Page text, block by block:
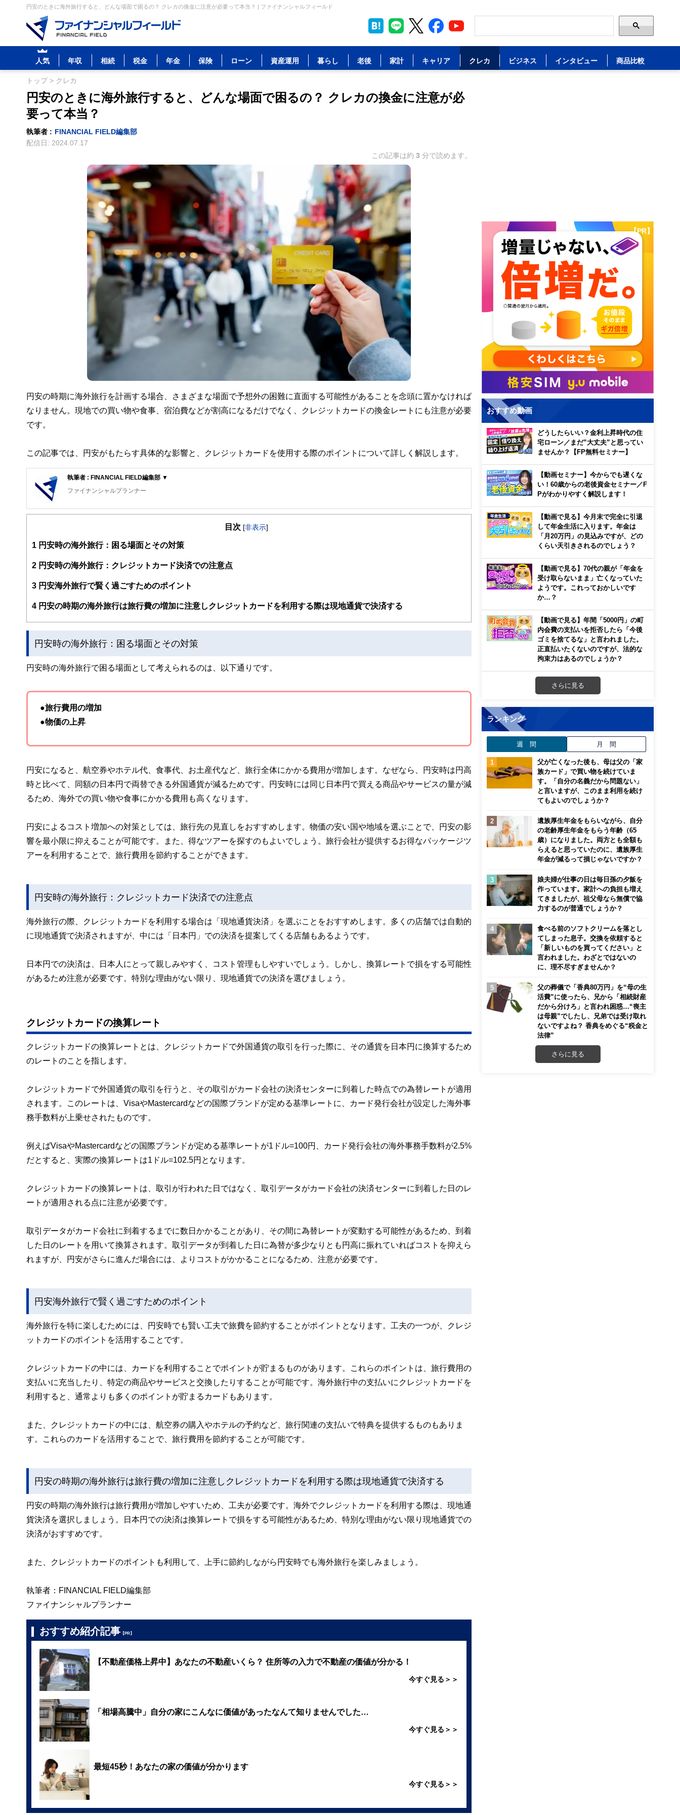
円安のときに海外旅行すると、どんな場面で困るの？ クレカの換金に注意が必要って本当？ | ファイナンシャルフィールド
人気 年収 相続 税金 年金 保険 ローン 資産運用 暮らし 老後 家計 キャリア クレカ ビジネス インタビュー 商品比較
トップ> クレカ
円安のときに海外旅行すると、どんな場面で困るの？ クレカの換金に注意が必
要って本当？
執筆者 : FINANCIAL FIELD編集部
配信日: 2024.07.17
この記事は約 3 分で読めます。
円安の時期に海外旅行を計画する場合、さまざまな場面で予想外の困難に直面する可能性があることを念頭に置かなければ
なりません。現地での買い物や食事、宿泊費などが割高になるだけでなく、クレジットカードの換金レートにも注意が必要
です。
この記事では、円安がもたらす具体的な影響と、クレジットカードを使用する際のポイントについて詳しく解説します。
執筆者 : FINANCIAL FIELD編集部 ▼
ファイナンシャルプランナー
FinancialField編集部は、金融、経済に関する記事を、日々の暮らしにどのような影響を与えるかという視点で、お金の知識がない方でも理解でき
案から記事掲載まですべての工程に関わることで、読者目線のコンテンツを追求しています。
FinancialFieldの特徴は、ファイナンシャルプランナー、弁護士、税理士、宅地建物取引士、相続診断士、住宅ローンアドバイザー、DCプランナ
ー、公認会計士、社会保険労務士、行政書士、投資アナリスト、キャリアコンサルタントなど150名以上の有資格者を執筆者・監修者として迎
と、読み応えのあるコンテンツと確かな情報発信を実現しています。
私たちは、快適でより良い生活のアイデアを提供するお金のコンシェルジュを目指します。
目次 [非表示]
1 円安時の海外旅行：困る場面とその対策
2 円安時の海外旅行：クレジットカード決済での注意点
3 円安海外旅行で賢く過ごすためのポイント
4 円安の時期の海外旅行は旅行費の増加に注意しクレジットカードを利用する際は現地通貨で決済する
円安時の海外旅行：困る場面とその対策
円安時の海外旅行で困る場面として考えられるのは、以下通りです。
●旅行費用の増加
●物価の上昇
円安になると、航空券やホテル代、食事代、お土産代など、旅行全体にかかる費用が増加します。なぜなら、円安時は円高
時と比べて、同額の日本円で両替できる外国通貨が減るためです。円安時には同じ日本円で買える商品やサービスの量が減
るため、海外での買い物や食事にかかる費用も高くなります。
円安によるコスト増加への対策としては、旅行先の見直しをおすすめします。物価の安い国や地域を選ぶことで、円安の影
響を最小限に抑えることが可能です。また、得なツアーを探すのもよいでしょう。旅行会社が提供するお得なパッケージツ
アーを利用することで、旅行費用を節約することができます。
円安時の海外旅行：クレジットカード決済での注意点
海外旅行の際、クレジットカードを利用する場合は「現地通貨決済」を選ぶことをおすすめします。多くの店舗では自動的
に現地通貨で決済されますが、中には「日本円」での決済を提案してくる店舗もあるようです。
日本円での決済は、日本人にとって親しみやすく、コスト管理もしやすいでしょう。しかし、換算レートで損をする可能性
があるため注意が必要です。特別な理由がない限り、現地通貨での決済を選びましょう。
クレジットカードの換算レート
クレジットカードの換算レートとは、クレジットカードで外国通貨の取引を行った際に、その通貨を日本円に換算するため
のレートのことを指します。
クレジットカードで外国通貨の取引を行うと、その取引がカード会社の決済センターに到着した時点での為替レートが適用
されます。このレートは、VisaやMastercardなどの国際ブランドが定める基準レートに、カード発行会社が設定した海外事
務手数料が上乗せされたものです。
例えばVisaやMastercardなどの国際ブランドが定める基準レートが1ドル=100円、カード発行会社の海外事務手数料が2.5%
だとすると、実際の換算レートは1ドル=102.5円となります。
クレジットカードの換算レートは、取引が行われた日ではなく、取引データがカード会社の決済センターに到着した日のレ
ートが適用される点に注意が必要です。
取引データがカード会社に到着するまでに数日かかることがあり、その間に為替レートが変動する可能性があるため、到着
した日のレートを用いて換算されます。取引データが到着した日に為替が多少なりとも円高に振れていればコストを抑えら
れますが、円安がさらに進んだ場合には、よりコストがかかることになるため、注意が必要です。
円安海外旅行で賢く過ごすためのポイント
海外旅行を特に楽しむためには、円安時でも賢い工夫で旅費を節約することがポイントとなります。工夫の一つが、クレジ
ットカードのポイントを活用することです。
クレジットカードの中には、カードを利用することでポイントが貯まるものがあります。これらのポイントは、旅行費用の
支払いに充当したり、特定の商品やサービスと交換したりすることが可能です。海外旅行中の支払いにクレジットカードを
利用すると、通常よりも多くのポイントが貯まるカードもあります。
また、クレジットカードの中には、航空券の購入やホテルの予約など、旅行関連の支払いで特典を提供するものもありま
す。これらのカードを活用することで、旅行費用を節約することが可能です。
円安の時期の海外旅行は旅行費の増加に注意しクレジットカードを利用する際は現地通貨で決済する
円安の時期の海外旅行は旅行費用が増加しやすいため、工夫が必要です。海外でクレジットカードを利用する際は、現地通
貨決済を選択しましょう。日本円での決済は換算レートで損をする可能性があるため、特別な理由がない限り現地通貨での
決済がおすすめです。
また、クレジットカードのポイントも利用して、上手に節約しながら円安時でも海外旅行を楽しみましょう。
執筆者：FINANCIAL FIELD編集部
ファイナンシャルプランナー
おすすめ紹介記事 【PR】
【不動産価格上昇中】あなたの不動産いくら？ 住所等の入力で不動産の価値が分かる！
今すぐ見る＞＞
「相場高騰中」自分の家にこんなに価値があったなんて知りませんでした…
今すぐ見る＞＞
最短45秒！あなたの家の価値が分かります
今すぐ見る＞＞
【PR】
おすすめ動画
どうしたらいい？金利上昇時代の住
宅ローン／まだ”大丈夫”と思ってい
ませんか？【FP無料セミナー】
【動画セミナー】今からでも遅くな
い！60歳からの老後資金セミナー／F
Pがわかりやすく解説します！
【動画で見る】今月末で完全に引退
して年金生活に入ります。年金は
「月20万円」の見込みですが、どの
くらい天引きされるのでしょう？
【動画で見る】70代の親が「年金を
受け取らないまま」亡くなっていた
ようです。これっておかしいです
か…？
【動画で見る】年間「5000円」の町
内会費の支払いを拒否したら「今後
ゴミを捨てるな」と言われました。
正直払いたくないのですが、法的な
拘束力はあるのでしょうか？
さらに見る
ランキング
週 間 月 間
父が亡くなった後も、母は父の「家
族カード」で買い物を続けていま
す。「自分の名義だから問題ない」
と言いますが、このまま利用を続け
てもよいのでしょうか？
遺族厚生年金をもらいながら、自分
の老齢厚生年金をもらう年齢（65
歳）になりました。両方とも全額も
らえると思っていたのに、遺族厚生
年金が減るって損じゃないですか？
娘夫婦が仕事の日は毎日孫の夕飯を
作っています。家計への負担も増え
てきましたが、祖父母なら無償で協
力するのが普通でしょうか？
食べる前のソフトクリームを落とし
てしまった息子。交換を依頼すると
「新しいものを買ってください」と
言われました。わざとではないの
に、理不尽すぎませんか？
父の葬儀で「香典80万円」を“母の生
活費”に使ったら、兄から「相続財産
だから分けろ」と言われ困惑…“喪主
は母親”でしたし、兄弟では受け取れ
ないですよね？ 香典をめぐる“税金と
法律”
さらに見る